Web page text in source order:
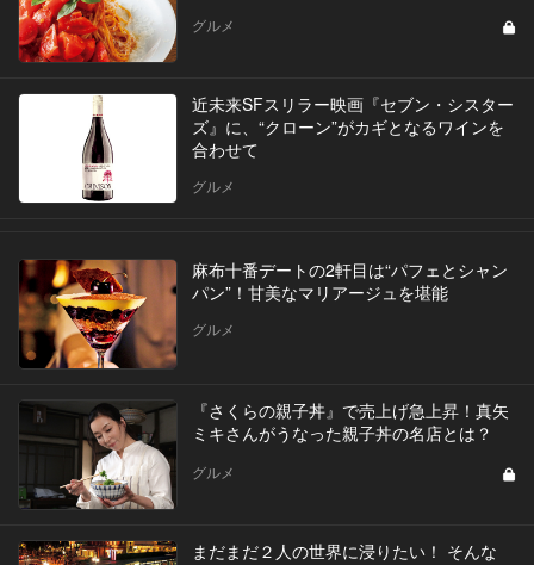
グルメ
近未来SFスリラー映画『セブン・シスター
ズ』に、“クローン”がカギとなるワインを
合わせて
グルメ
麻布十番デートの2軒目は“パフェとシャン
パン”！甘美なマリアージュを堪能
グルメ
『さくらの親子丼』で売上げ急上昇！真矢
ミキさんがうなった親子丼の名店とは？
グルメ
まだまだ２人の世界に浸りたい！ そんな